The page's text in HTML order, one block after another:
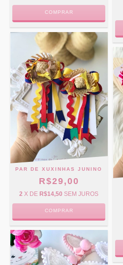
COMPRAR
PAR DE XUXINHAS JUNINO
R$29,00
2 X DE R$14,50 SEM JUROS
COMPRAR